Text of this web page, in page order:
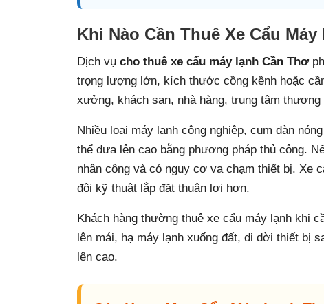
Khi Nào Cần Thuê Xe Cẩu
Dịch vụ cho thuê xe cẩu máy lạnh Cần Thơ
trọng lượng lớn, kích thước cồng kềnh hoặc
xưởng, khách sạn, nhà hàng, trung tâm
Nhiều loại máy lạnh công nghiệp, cụm dàn
thể đưa lên cao bằng phương pháp thủ công.
nhân công và có nguy cơ va chạm thiết bị. Xe
đội kỹ thuật lắp đặt thuận lợi hơn.
Khách hàng thường thuê xe cẩu máy lạnh khi
lên mái, hạ máy lạnh xuống đất, di dời thiết bị
lên cao.